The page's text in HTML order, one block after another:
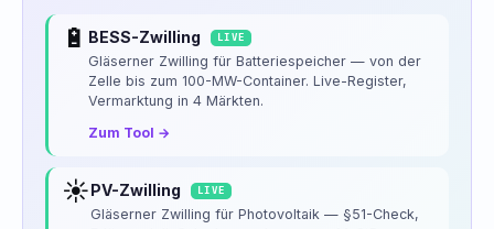
🔋 BESS-Zwilling LIVE
Gläserner Zwilling für Batteriespeicher — von der
Zelle bis zum 100-MW-Container. Live-Register,
Vermarktung in 4 Märkten.
Zum Tool →
☀️PV-Zwilling LIVE
Gläserner Zwilling für Photovoltaik — §51-Check,